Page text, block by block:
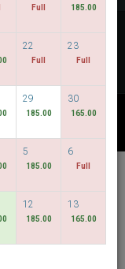
basFull 185.00
22
Full
23
Full
29
185.00
30
165.00
5
185.00
6
Full
12
185.00
13
165.00